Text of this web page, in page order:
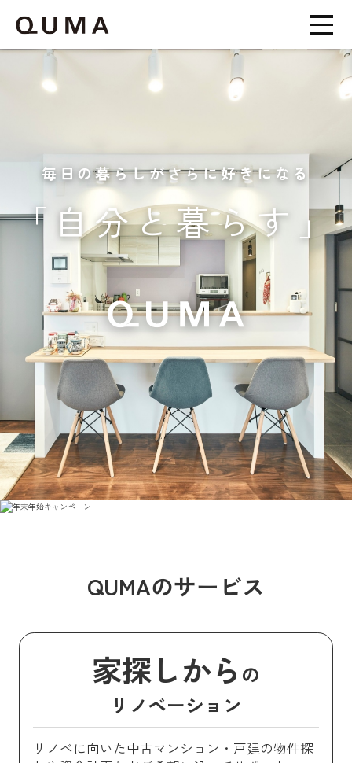
毎日の暮らしがさらに好きになる
「自分と暮らす」
QUMAのサービス
家探しから の
リノベーション
リノベに向いた中古マンション・戸建の物件探